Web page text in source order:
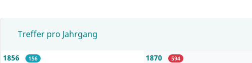
Treffer pro Jahrgang
1856 156 1870 594